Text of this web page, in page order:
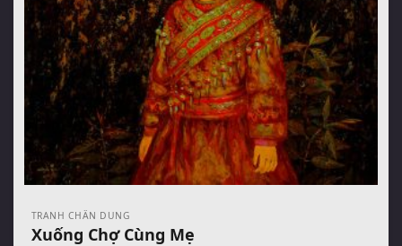
TRANH CHÂN DUNG
Xuống Chợ Cùng Mẹ